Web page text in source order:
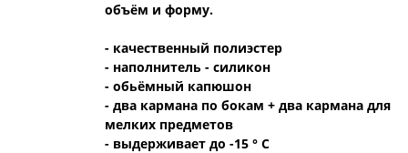
объём и форму.
- качественный полиэстер
- наполнитель - силикон
- обьёмный капюшон
- два кармана по бокам + два кармана для
мелких предметов
- выдерживает до -15 ° C